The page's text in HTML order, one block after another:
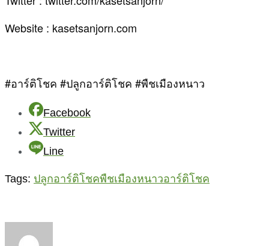
Website : kasetsanjorn.com
#อาร์ติโชค #ปลูกอาร์ติโชค #พืชเมืองหนาว
Facebook
Twitter
Line
Tags: ปลูกอาร์ติโชคพืชเมืองหนาวอาร์ติโชค